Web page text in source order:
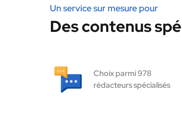
Un service sur mesure pour
Des contenus
Choix parmi 978
rédacteurs spécialisés